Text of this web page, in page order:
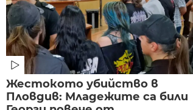
Жестокото убийство в
Пловдив: Младежите са били